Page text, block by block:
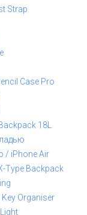
Strap
Case Pro
18L
/ iPhone Air
Type Backpack
Key Organiser